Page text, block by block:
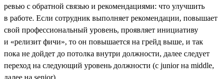
ревью с обратной связью и рекомендациями: что улучшить
в работе. Если сотрудник выполняет рекомендации, повышает
свой профессиональный уровень, проявляет инициативу
и «релизит фичи», то он повышается на грейд выше, и так
пока не дойдет до потолка внутри должности, далее следует
переход на следующий уровень должности (с junior на middle,
далее на senior).